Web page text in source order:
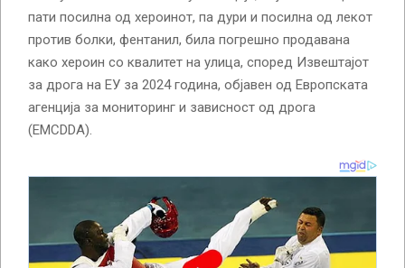
пати посилна од хероинот, па дури и посилна од лекот
против болки, фентанил, била погрешно продавана
како хероин со квалитет на улица, според Извештајот
за дрога на ЕУ за 2024 година, објавен од Европската
агенција за мониторинг и зависност од дрога
(EMCDDA).